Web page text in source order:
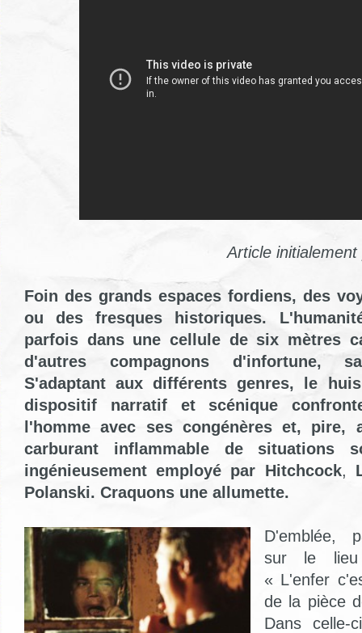
Article
Foin des grands espaces fordiens, des
ou des fresques historiques.
parfois dans une cellule de six mètres
d'autres compagnons d'infortune,
S'adaptant aux différents genres, le
dispositif narratif et scénique
l'homme avec ses congénères et, pire,
carburant inflammable de situations
ingénieusement employé par Hitchcock,
Polanski. Craquons une allumette.
D'emblée,
sur le lieu
« L'enfer
de la pièce
Dans celle-